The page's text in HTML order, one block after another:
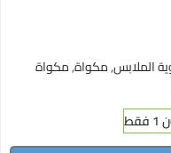
الملابس,مكواة,مكواة